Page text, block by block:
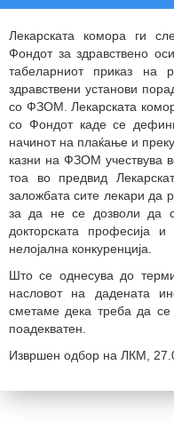
Лекарската комора ги
Фондот за здравствено
табеларниот приказ на
здравствени установи
со ФЗОМ. Лекарската
со Фондот каде се
начинот на плаќање и
казни на ФЗОМ учествува
тоа во предвид
заложбата сите лекари да
за да не се дозволи да
докторската професија
нелојална конкуренција.
Што се однесува до
насловот на дадената
сметаме дека треба да се
поадекватен.
Извршен одбор на ЛКМ,